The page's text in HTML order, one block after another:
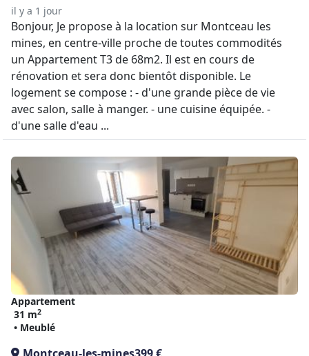
il y a 1 jour
Bonjour, Je propose à la location sur Montceau les
mines, en centre-ville proche de toutes commodités
un Appartement T3 de 68m2. Il est en cours de
rénovation et sera donc bientôt disponible. Le
logement se compose : - d'une grande pièce de vie
avec salon, salle à manger. - une cuisine équipée. -
d'une salle d'eau ...
Appartement
31 m2
• Meublé